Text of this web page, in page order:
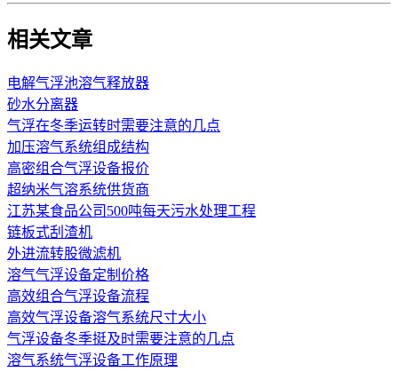
相关文章
电解气浮池溶气释放器
砂水分离器
气浮在冬季运转时需要注意的几点
加压溶气系统组成结构
高密组合气浮设备报价
超纳米气溶系统供货商
江苏某食品公司500吨每天污水处理工程
链板式刮渣机
外进流转股微滤机
溶气气浮设备定制价格
高效组合气浮设备流程
高效气浮设备溶气系统尺寸大小
气浮设备冬季挺及时需要注意的几点
溶气系统气浮设备工作原理